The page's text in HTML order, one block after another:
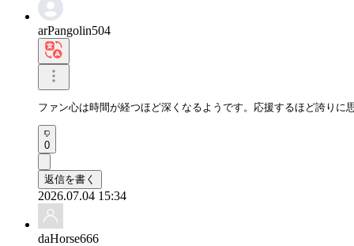
arPangolin504
ファン心は時間が経つほど深くなるようです。応援するほど誇りに
0
返信を書く
2026.07.04 15:34
daHorse666